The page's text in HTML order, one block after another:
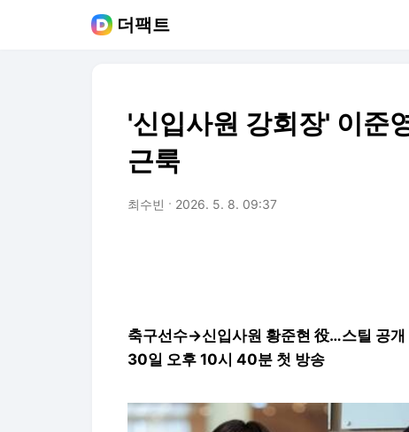
더팩트
'신입사원 강회장' 이준
근룩
최수빈 2026. 5. 8. 09:37
축구선수→신입사원 황준현 役…스틸 공개
30일 오후 10시 40분 첫 방송